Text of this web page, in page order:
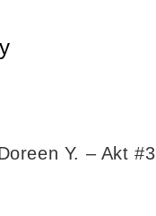
Y. – Akt #3